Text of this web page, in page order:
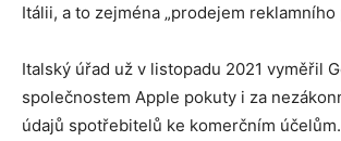
Itálii, a to zejména „prodejem reklamního
Italský úřad už v listopadu 2021 vyměřil
společnostem Apple pokuty i za
údajů spotřebitelů ke komerčním